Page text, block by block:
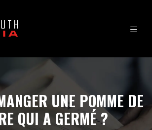
UNE POMME DE
QUI A GERMÉ ?